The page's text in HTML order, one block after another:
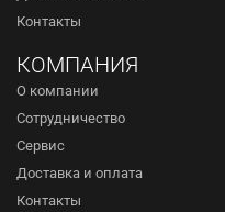
Контакты
КОМПАНИЯ
О компании
Сотрудничество
Сервис
Доставка и оплата
Контакты